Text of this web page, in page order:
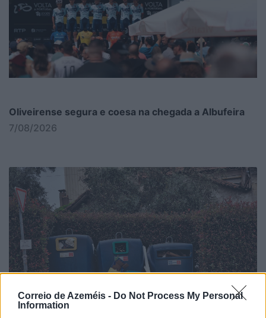
Correio de Azeméis - Do Not Process My Personal
Information
Oliveirense segura e coesa na chegada a Albufeira
7/08/2026